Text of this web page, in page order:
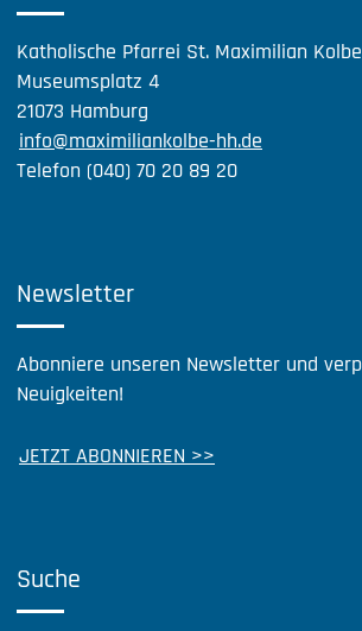
Katholische Pfarrei St. Maximilian Kolbe
Museumsplatz 4
21073 Hamburg
info@maximiliankolbe-hh.de
Telefon (040) 70 20 89 20
Newsletter
Abonniere unseren Newsletter und
Neuigkeiten!
JETZT ABONNIEREN >>
Suche